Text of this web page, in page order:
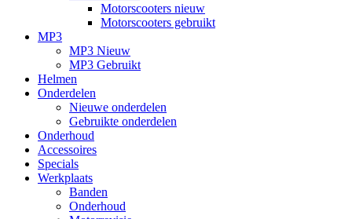
Motorscooters nieuw
Motorscooters gebruikt
MP3
MP3 Nieuw
MP3 Gebruikt
Helmen
Onderdelen
Nieuwe onderdelen
Gebruikte onderdelen
Onderhoud
Accessoires
Specials
Werkplaats
Banden
Onderhoud